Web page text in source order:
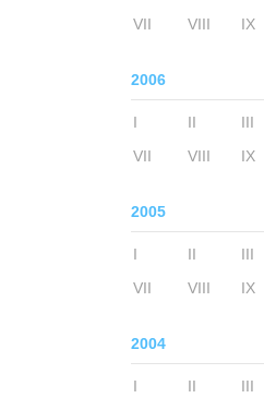
VII
VIII IX
2006
I II III
VII
VIII IX
2005
I II III
VII
VIII IX
2004
I II III